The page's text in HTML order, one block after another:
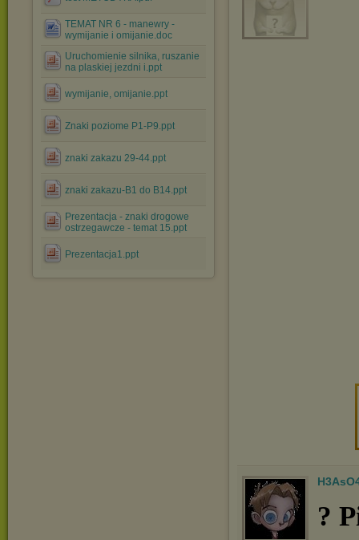
TEMAT NR 6 - manewry -
wymijanie i omijanie.doc
Uruchomienie silnika, ruszanie
na plaskiej jezdni i.ppt
wymijanie, omijanie.ppt
Znaki poziome P1-P9.ppt
znaki zakazu 29-44.ppt
znaki zakazu-B1 do B14.ppt
Prezentacja - znaki drogowe
ostrzegawcze - temat 15.ppt
Prezentacja1.ppt
?